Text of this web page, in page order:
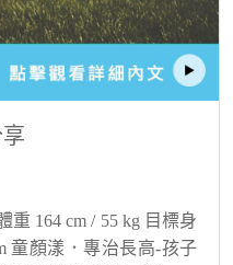
重 164 cm / 55 kg 目標身
童顏漾．專治長高-孩子